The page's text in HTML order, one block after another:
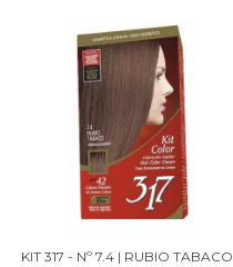
KIT 317 - Nº 7.4 | RUBIO TABACO